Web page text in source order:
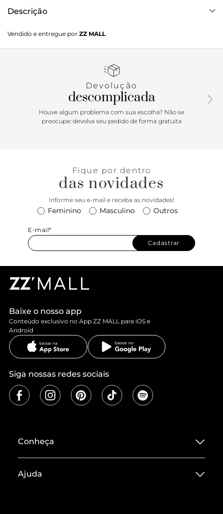
Descrição
Vendido e entregue por ZZ MALL
Devolução
descomplicada
Houve algum problema com sua escolha? Não se
preocupe: devolva seu pedido de forma gratuita
Fique por dentro
das novidades
Informe seu e-mail e receba as novidades!
Feminino Masculino Outros
E-mail*
Cadastrar
Baixe o nosso app
Conteúdo exclusivo no App ZZ MALL para iOS e
Android
Siga nossas redes sociais
Conheça
Termos de Uso
Ajuda